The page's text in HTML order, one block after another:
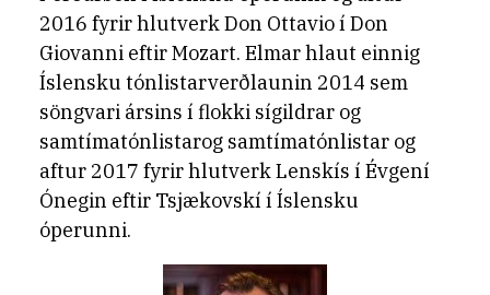
2016 fyrir hlutverk Don Ottavio í Don
Giovanni eftir Mozart. Elmar hlaut einnig
Íslensku tónlistarverðlaunin 2014 sem
söngvari ársins í flokki sígildrar og
samtímatónlistarog samtímatónlistar og
aftur 2017 fyrir hlutverk Lenskís í Évgení
Ónegin eftir Tsjækovskí í Íslensku
óperunni.